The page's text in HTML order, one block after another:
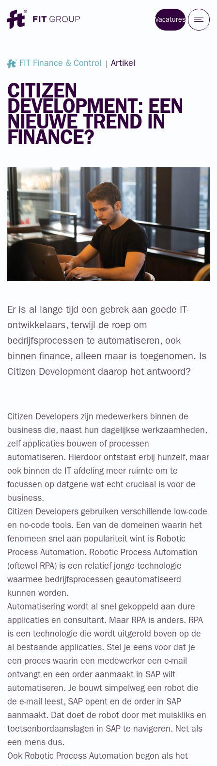
Vacatures
FIT Finance & Control Artikel
CITIZEN
DEVELOPMENT: EEN
NIEUWE TREND IN
FINANCE?
Er is al lange tijd een gebrek aan goede IT-
ontwikkelaars, terwijl de roep om
bedrijfsprocessen te automatiseren, ook
binnen finance, alleen maar is toegenomen. Is
Citizen Development daarop het antwoord?
Citizen Developers zijn medewerkers binnen de
business die, naast hun dagelijkse werkzaamheden,
zelf applicaties bouwen of processen
automatiseren. Hierdoor ontstaat erbij hunzelf, maar
ook binnen de IT afdeling meer ruimte om te
focussen op datgene wat echt cruciaal is voor de
business.
Citizen Developers gebruiken verschillende low-code
en no-code tools. Een van de domeinen waarin het
fenomeen snel aan populariteit wint is Robotic
Process Automation. Robotic Process Automation
(oftewel RPA) is een relatief jonge technologie
waarmee bedrijfsprocessen geautomatiseerd
kunnen worden.
Automatisering wordt al snel gekoppeld aan dure
applicaties en consultant. Maar RPA is anders. RPA
is een technologie die wordt uitgerold boven op de
al bestaande applicaties. Stel je eens voor dat je
een proces waarin een medewerker een e-mail
ontvangt en een order aanmaakt in SAP wilt
automatiseren. Je bouwt simpelweg een robot die
de e-mail leest, SAP opent en de order in SAP
aanmaakt. Dat doet de robot door met muiskliks en
toetsenbordaanslagen in SAP te navigeren. Net als
een mens dus.
Ook Robotic Process Automation begon als het